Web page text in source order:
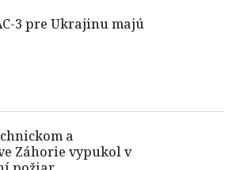
3 pre Ukrajinu majú
a
Záhorie vypukol v